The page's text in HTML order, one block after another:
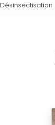
Désinsectisation